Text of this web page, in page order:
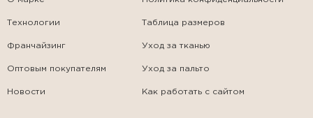
Технологии
Франчайзинг
Оптовым покупателям
Новости
Таблица размеров
Уход за тканью
Уход за пальто
Как работать с сайтом